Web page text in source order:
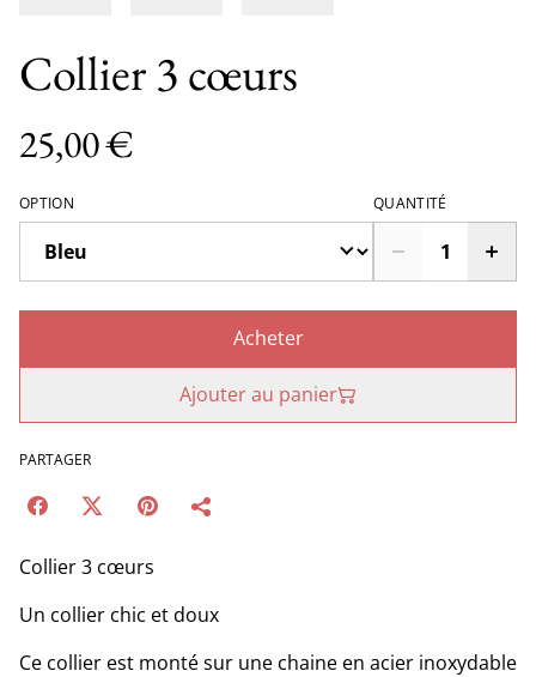
Collier 3 cœurs
25,00 €
OPTION QUANTITÉ
Acheter
Ajouter au panier
PARTAGER
Collier 3 cœurs
Un collier chic et doux
Ce collier est monté sur une chaine en acier inoxydable